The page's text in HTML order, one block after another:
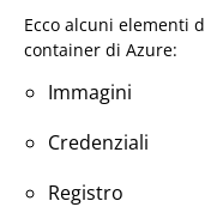
Ecco alcuni elementi
container di Azure:
Immagini
Credenziali
Registro